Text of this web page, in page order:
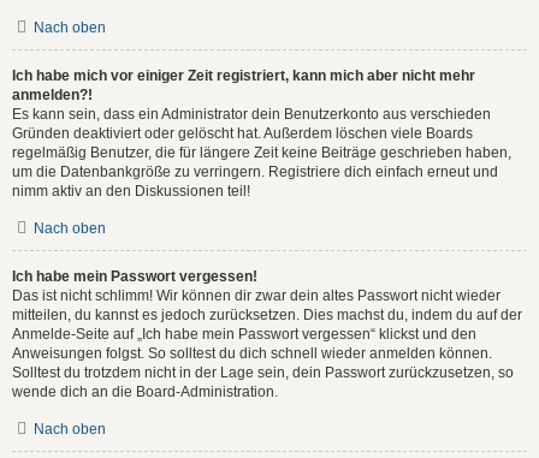
Nach oben
Ich habe mich vor einiger Zeit registriert, kann mich aber nicht mehr
anmelden?!
Es kann sein, dass ein Administrator dein Benutzerkonto aus verschieden
Gründen deaktiviert oder gelöscht hat. Außerdem löschen viele Boards
regelmäßig Benutzer, die für längere Zeit keine Beiträge geschrieben haben,
um die Datenbankgröße zu verringern. Registriere dich einfach erneut und
nimm aktiv an den Diskussionen teil!
Nach oben
Ich habe mein Passwort vergessen!
Das ist nicht schlimm! Wir können dir zwar dein altes Passwort nicht wieder
mitteilen, du kannst es jedoch zurücksetzen. Dies machst du, indem du auf der
Anmelde-Seite auf „Ich habe mein Passwort vergessen“ klickst und den
Anweisungen folgst. So solltest du dich schnell wieder anmelden können.
Solltest du trotzdem nicht in der Lage sein, dein Passwort zurückzusetzen, so
wende dich an die Board-Administration.
Nach oben